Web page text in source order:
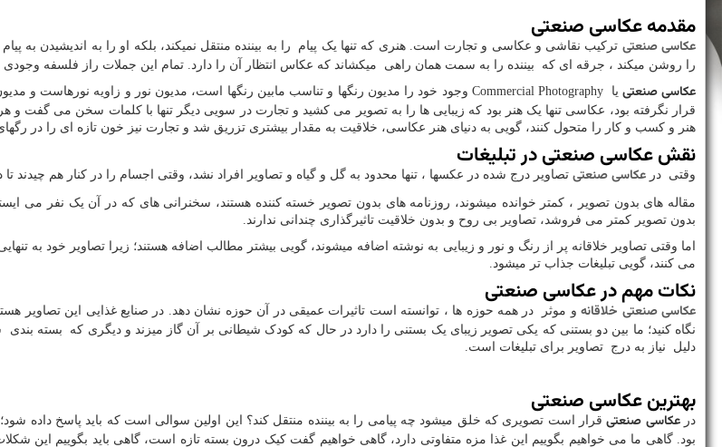
مقدمه عکاسی صنعتی
عکاسی صنعتی ترکیب نقاشی و عکاسی و تجارت است. هنری که تنها یک پیام را به بیننده منتقل نمیکند، بلکه او را به اندیشیدن به
را روشن میکند ، جرقه ای که بیننده را به سمت همان راهی میکشاند که عکاس انتظار آن را دارد. تمام این جملات راز فلسفه وجودی
عکاسی صنعتی یا Commercial Photography وجود خود را مدیون رنگها و تناسب مابین رنگها است، مدیون نور و زاویه نورهاست و
قرار نگرفته بود، عکاسی تنها یک هنر بود که زیبایی ها را به تصویر می کشید و تجارت در سویی دیگر تنها با کلمات سخن می گفت و هر
هنر و کسب و کار را متحول کنند، گویی به دنیای هنر عکاسی، خلاقیت به مقدار بیشتری تزریق شد و تجارت نیز خون تازه ای را در
نقش عکاسی صنعتی در تبلیغات
وقتی در عکاسی صنعتی تصاویر درج شده در عکسها ، تنها محدود به گل و گیاه و تصاویر افراد نشد، وقتی اجسام را در کنار هم چیدند تا
مقاله های بدون تصویر ، کمتر خوانده میشوند، روزنامه های بدون تصویر خسته کننده هستند، سخنرانی های که در آن یک نفر می
بدون تصویر کمتر می فروشد، تصاویر بی روح و بدون خلاقیت تاثیرگذاری چندانی ندارند.
اما وقتی تصاویر خلاقانه پر از رنگ و نور و زیبایی به نوشته اضافه میشوند، گویی بیشتر مطالب اضافه هستند؛ زیرا تصاویر خود به
می کنند، گویی تبلیغات جذاب تر میشود.
نکات مهم در عکاسی صنعتی
عکاسی صنعتی خلاقانهو موثر در همه حوزه ها ، توانسته است تاثیرات عمیقی در آن حوزه نشان دهد. در صنایع غذایی این تصاویر هستند
نگاه کنید؛ ما بین دو بستنی که یکی تصویر زیبای یک بستنی را دارد در حال که کودک شیطانی بر آن گاز میزند و دیگری که بسته
دلیل نیاز به درج تصاویر برای تبلیغات است.
بهترین عکاسی صنعتی
درعکاسی صنعتیقرار است تصویری که خلق میشود چه پیامی را به بیننده منتقل کند؟ این اولین سوالی است که باید پاسخ
بود. گاهی ما می خواهیم بگوییم این غذا مزه متفاوتی دارد، گاهی خواهیم گفت کیک درون بسته تازه است، گاهی باید بگوییم این